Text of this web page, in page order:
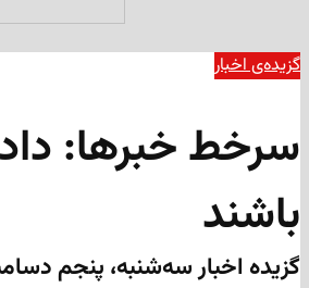
گزیده‌ی‌ اخبار
سرخط خبرها:
باشند
گزیده اخبار سه‌شنبه، پنجم دسامبر ۲۰۲۳ به انتخاب